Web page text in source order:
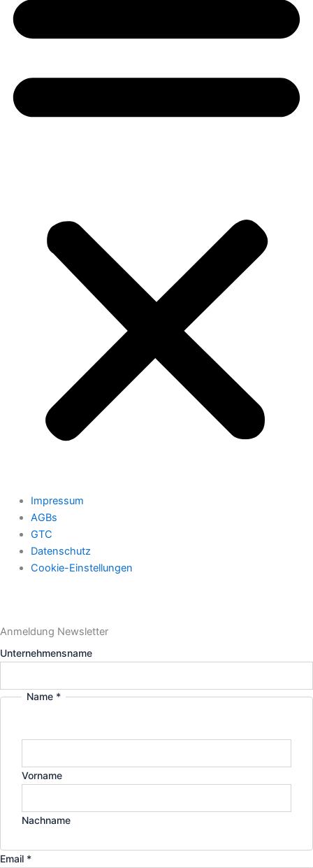
Impressum
AGBs
GTC
Datenschutz
Cookie-Einstellungen
Anmeldung Newsletter
Unternehmensname
Name *
Vorname
Nachname
Email *